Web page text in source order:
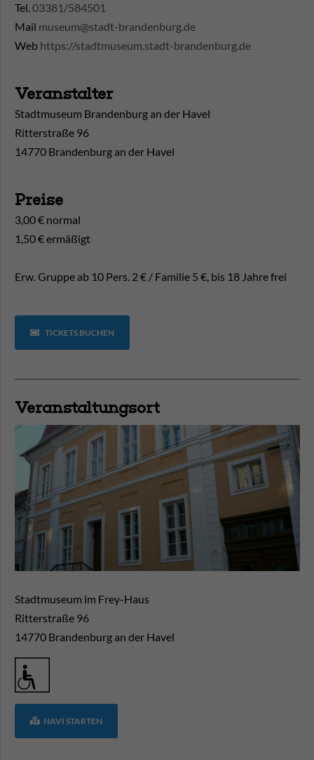
Tel.03381/584501
Mail museum@stadt-brandenburg.de
Web https://stadtmuseum.stadt-brandenburg.de
Veranstalter
Stadtmuseum Brandenburg an der Havel
Ritterstraße 96
14770 Brandenburg an der Havel
Preise
3,00 € normal
1,50 € ermäßigt
Erw. Gruppe ab 10 Pers. 2 € / Familie 5 €, bis 18 Jahre frei
TICKETS BUCHEN
Veranstaltungsort
Stadtmuseum im Frey-Haus
Ritterstraße 96
14770 Brandenburg an der Havel
NAVI STARTEN